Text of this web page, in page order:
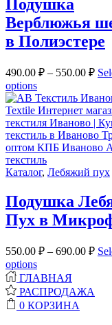
Подушка
Верблюжья
в Полиэстере
490.00 ₽ – 550.00 ₽
options
Каталог, Лебяжий пух
Подушка
Пух в
550.00 ₽ – 690.00 ₽
options
ГЛАВНАЯ
РАСПРОДАЖА
0 КОРЗИНА